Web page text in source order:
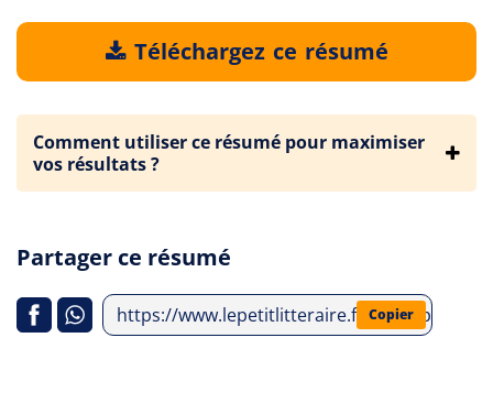
Téléchargez ce résumé
Comment utiliser ce résumé pour maximiser
vos résultats ?
Partager ce résumé
https://www.lepetitlitteraire.fr/index.php/
Copier